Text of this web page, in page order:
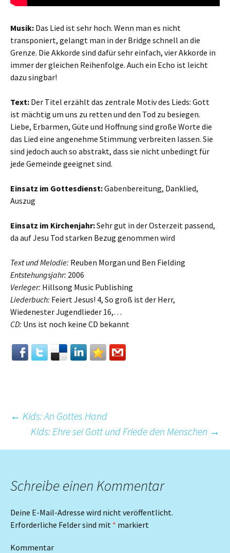
Musik: Das Lied ist sehr hoch. Wenn man es nicht
transponiert, gelangt man in der Bridge schnell an die
Grenze. Die Akkorde sind dafür sehr einfach, vier Akkorde in
immer der gleichen Reihenfolge. Auch ein Echo ist leicht
dazu singbar!
Text: Der Titel erzählt das zentrale Motiv des Lieds: Gott
ist mächtig um uns zu retten und den Tod zu besiegen.
Liebe, Erbarmen, Güte und Hoffnung sind große Worte die
das Lied eine angenehme Stimmung verbreiten lassen. Sie
sind jedoch auch so abstrakt, dass sie nicht unbedingt für
jede Gemeinde geeignet sind.
Einsatz im Gottesdienst:Gabenbereitung, Danklied,
Auszug
Einsatz im Kirchenjahr:Sehr gut in der Osterzeit passend,
da auf Jesu Tod starken Bezug genommen wird
Text und Melodie: Reuben Morgan und Ben Fielding
Entstehungsjahr: 2006
Verleger: Hillsong Music Publishing
Liederbuch: Feiert Jesus! 4, So groß ist der Herr,
Wiedenester Jugendlieder 16,…
CD: Uns ist noch keine CD bekannt
Beitrags-
Navigation
← Kids: An Gottes Hand
Kids: Ehre sei Gott und Friede den Menschen →
Schreibe einen Kommentar
Deine E-Mail-Adresse wird nicht veröffentlicht.
Erforderliche Felder sind mit * markiert
Kommentar